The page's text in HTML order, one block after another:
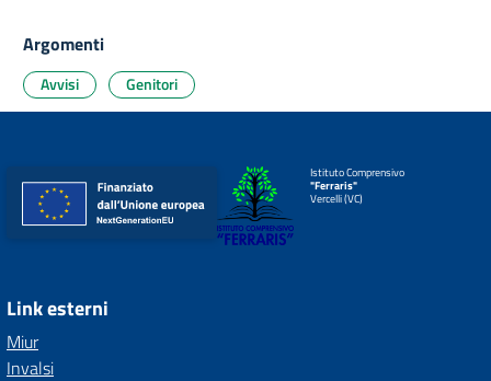
Argomenti
Avvisi Genitori
Istituto Comprensivo
"Ferraris"
Vercelli (VC)
Link esterni
Miur
Invalsi